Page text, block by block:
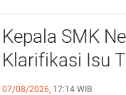
Kepala SMK
Klarifikasi Isu
Dijaga TNI-Polri
07/08/2026, 17:14 WIB